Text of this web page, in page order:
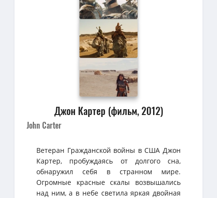
Джон Картер (фильм, 2012)
John Carter
Ветеран Гражданской войны в США Джон
Картер, пробуждаясь от долгого сна,
обнаружил себя в странном мире.
Огромные красные скалы возвышались
над ним, а в небе светила яркая двойная